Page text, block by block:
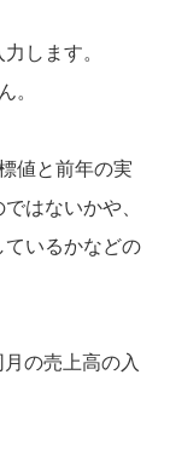
します。
。
値と前年の実
はないかや、
いるかなどの